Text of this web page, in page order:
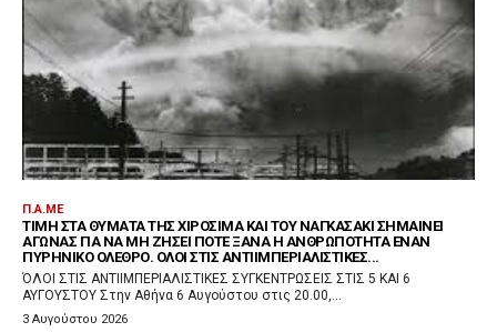
Π.Α.ΜΕ
ΤΙΜΉ ΣΤΑ ΘΎΜΑΤΑ ΤΗΣ ΧΙΡΟΣΊΜΑ ΚΑΙ ΤΟΥ ΝΑΓΚΑΣΆΚΙ ΣΗΜΑΊΝΕΙ
ΑΓΏΝΑΣ ΓΙΑ ΝΑ ΜΗ ΖΉΣΕΙ ΠΟΤΈ ΞΑΝΆ Η ΑΝΘΡΩΠΌΤΗΤΑ ΈΝΑΝ
ΠΥΡΗΝΙΚΌ ΌΛΕΘΡΟ. ΌΛΟΙ ΣΤΙΣ ΑΝΤΙΙΜΠΕΡΙΑΛΙΣΤΙΚΈΣ...
ΌΛΟΙ ΣΤΙΣ ΑΝΤΙΙΜΠΕΡΙΑΛΙΣΤΙΚΕΣ ΣΥΓΚΕΝΤΡΩΣΕΙΣ ΣΤΙΣ 5 ΚΑΙ 6
ΑΥΓΟΥΣΤΟΥ Στην Αθήνα 6 Αυγούστου στις 20.00,...
3 Αυγούστου 2026